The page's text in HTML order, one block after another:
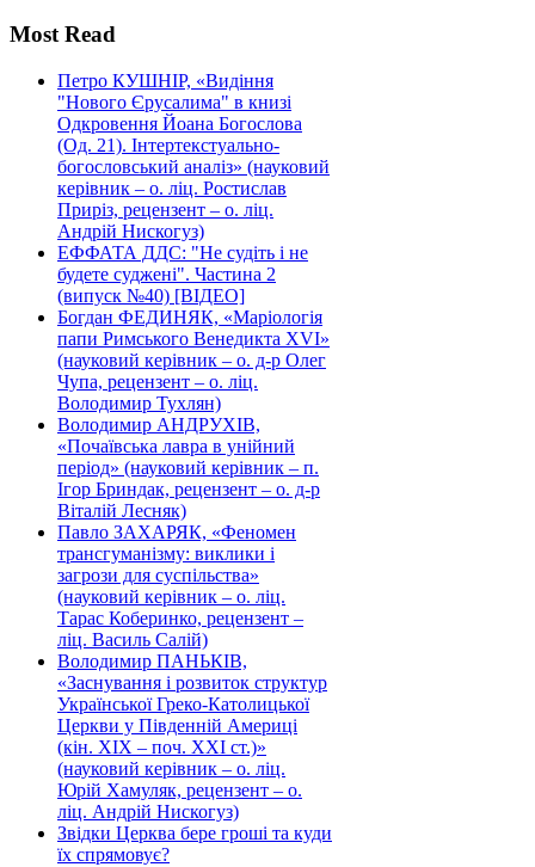
Most Read
Петро КУШНІР, «Видіння
"Нового Єрусалима" в книзі
Одкровення Йоана Богослова
(Од. 21). Інтертекстуально-
богословський аналіз» (науковий
керівник – о. ліц. Ростислав
Приріз, рецензент – о. ліц.
Андрій Нискогуз)
ЕФФАТА ДДС: "Не судіть і не
будете суджені". Частина 2
(випуск №40) [ВІДЕО]
Богдан ФЕДИНЯК, «Маріологія
папи Римського Венедикта XVI»
(науковий керівник – о. д-р Олег
Чупа, рецензент – о. ліц.
Володимир Тухлян)
Володимир АНДРУХІВ,
«Почаївська лавра в унійний
період» (науковий керівник – п.
Ігор Бриндак, рецензент – о. д-р
Віталій Лесняк)
Павло ЗАХАРЯК, «Феномен
трансгуманізму: виклики і
загрози для суспільства»
(науковий керівник – о. ліц.
Тарас Коберинко, рецензент –
ліц. Василь Салій)
Володимир ПАНЬКІВ,
«Заснування і розвиток структур
Української Греко-Католицької
Церкви у Південній Америці
(кін. ХІХ – поч. ХХІ ст.)»
(науковий керівник – о. ліц.
Юрій Хамуляк, рецензент – о.
ліц. Андрій Нискогуз)
Звідки Церква бере гроші та куди
їх спрямовує?